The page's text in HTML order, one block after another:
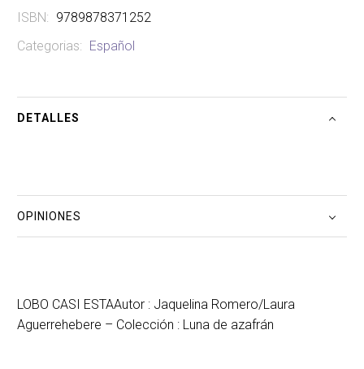
ISBN: 9789878371252
Categorias:
Español
DETALLES
OPINIONES
LOBO CASI ESTAAutor : Jaquelina Romero/Laura
Aguerrehebere – Colección : Luna de azafrán